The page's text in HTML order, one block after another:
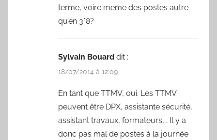
terme, voire meme des postes autre
qu’en 3*8?
Sylvain Bouard dit :
18/07/2014 à 12:09
En tant que TTMV, oui. Les TTMV
peuvent être DPX, assistante sécurité,
assistant travaux, formateurs,… Il y a
donc pas mal de postes à la journée